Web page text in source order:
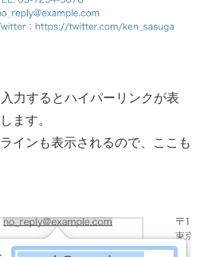
力するとハイパーリンクが表
ます。
インも表示されるので、ここも